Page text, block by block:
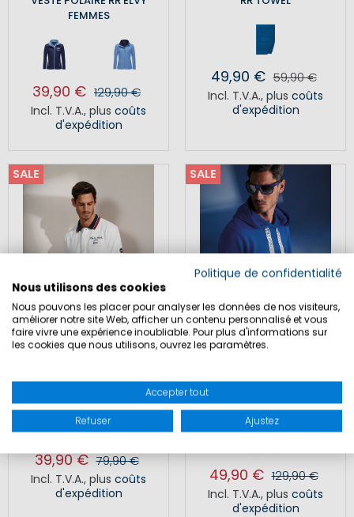
FEMMES
39,90 € 129,90 €
Incl. T.V.A., plus coûts
d'expédition
49,90 € 59,90 €
Incl. T.V.A., plus coûts
d'expédition
SALE
RR FABRICE POLO HOMME
39,90 € 79,90 €
Incl. T.V.A., plus coûts
d'expédition
SALE
RR RAMON SWEAT A
49,90 € 129,90 €
Incl. T.V.A., plus coûts
d'expédition
Politique de confidentialité
Nous utilisons des cookies
Nous pouvons les placer pour analyser les données de nos visiteurs,
améliorer notre site Web, afficher un contenu personnalisé et vous
faire vivre une expérience inoubliable. Pour plus d'informations sur
les cookies que nous utilisons, ouvrez les paramètres.
Accepter tout
Refuser Ajustez